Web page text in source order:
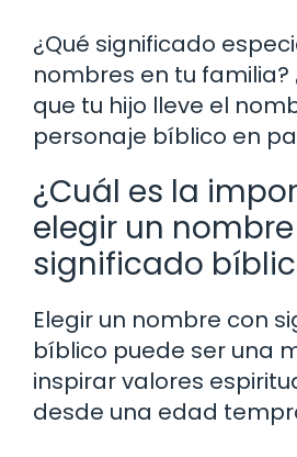
¿Qué significado
nombres en tu familia?
que tu hijo lleve el
personaje bíblico en
¿Cuál es la
elegir un
significado
Elegir un nombre con
bíblico puede ser una
inspirar valores
desde una edad